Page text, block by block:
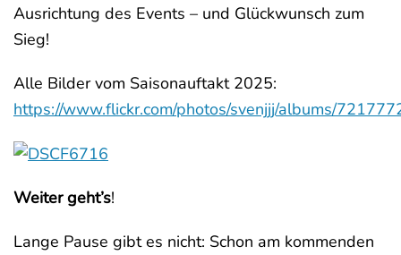
Ausrichtung des Events – und Glückwunsch zum
Sieg!
Alle Bilder vom Saisonauftakt 2025:
https://www.flickr.com/photos/svenjjj/albums/
Weiter geht’s!
Lange Pause gibt es nicht: Schon am kommenden